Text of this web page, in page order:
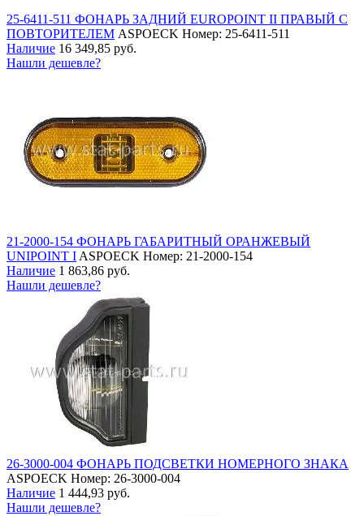
25-6411-511 ФОНАРЬ ЗАДНИЙ EUROPOINT II ПРАВЫЙ С
ПОВТОРИТЕЛЕМ ASPOECK Номер: 25-6411-511
Наличие 16 349,85 руб.
Нашли дешевле?
21-2000-154 ФОНАРЬ ГАБАРИТНЫЙ ОРАНЖЕВЫЙ
UNIPOINT I ASPOECK Номер: 21-2000-154
Наличие 1 863,86 руб.
Нашли дешевле?
26-3000-004 ФОНАРЬ ПОДСВЕТКИ НОМЕРНОГО ЗНАКА
ASPOECK Номер: 26-3000-004
Наличие 1 444,93 руб.
Нашли дешевле?